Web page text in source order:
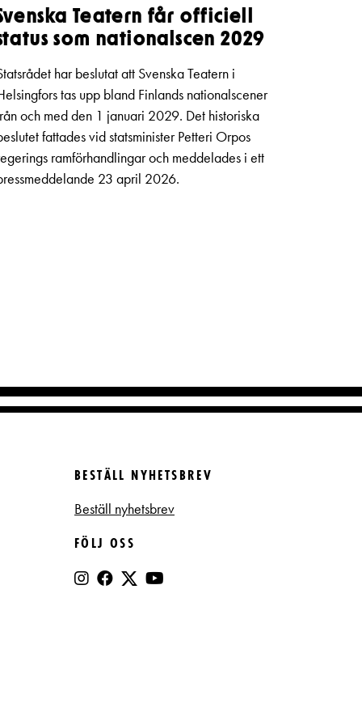
Teatern får officiell
som nationalscen 2029
har beslutat att Svenska Teatern i
tas upp bland Finlands nationalscener
och med den 1 januari 2029. Det historiska
fattades vid statsminister Petteri Orpos
ramförhandlingar och meddelades i ett
23 april 2026.
BESTÄLL NYHETSBREV
Beställ nyhetsbrev
FÖLJ OSS